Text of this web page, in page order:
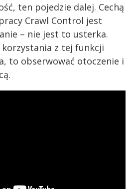
ten pojedzie dalej. Cechą
Crawl Control jest
– nie jest to usterka.
korzystania z tej funkcji
to obserwować otoczenie i